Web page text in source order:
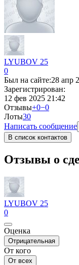
LYUBOV 25
0
Был на сайте:28 апр
Зарегистрирован:
12 фев 2025 21:42
Отзывы+0−0
Лоты30
Написать сообщение
В список контактов
Отзывы о
LYUBOV 25
0
Оценка
Отрицательная
От кого
От всех